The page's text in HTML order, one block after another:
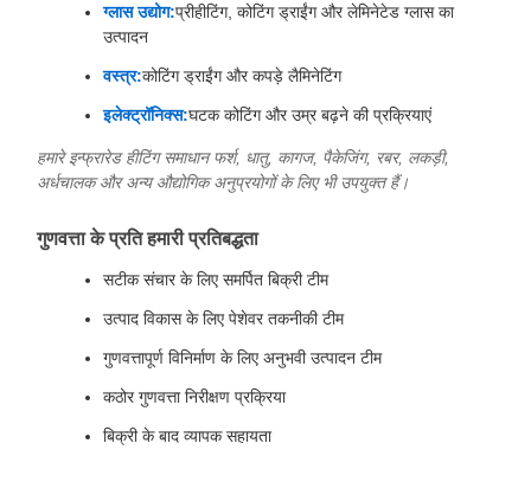
ग्लास उद्योग:प्रीहीटिंग, कोटिंग ड्राईंग और लेमिनेटेड ग्लास का
उत्पादन
वस्त्र:कोटिंग ड्राईंग और कपड़े लैमिनेटिंग
इलेक्ट्रॉनिक्स:घटक कोटिंग और उम्र बढ़ने की प्रक्रियाएं
हमारे इन्फ्रारेड हीटिंग समाधान फर्श, धातु, कागज, पैकेजिंग, रबर, लकड़ी,
अर्धचालक और अन्य औद्योगिक अनुप्रयोगों के लिए भी उपयुक्त हैं।
गुणवत्ता के प्रति हमारी प्रतिबद्धता
सटीक संचार के लिए समर्पित बिक्री टीम
उत्पाद विकास के लिए पेशेवर तकनीकी टीम
गुणवत्तापूर्ण विनिर्माण के लिए अनुभवी उत्पादन टीम
कठोर गुणवत्ता निरीक्षण प्रक्रिया
बिक्री के बाद व्यापक सहायता